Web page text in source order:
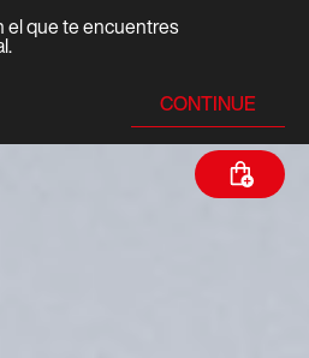
el que te encuentres
CONTINUE